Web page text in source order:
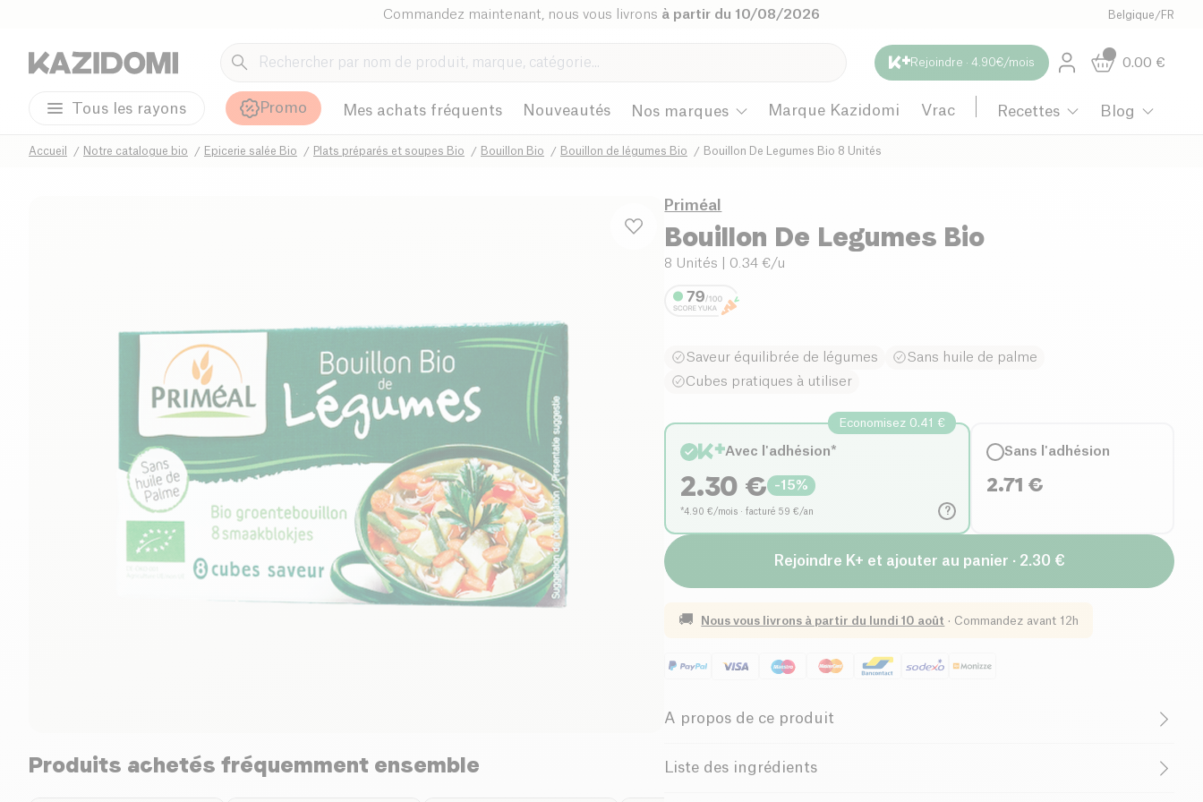
Commandez maintenant, nous vous livrons à partir du 10/08/2026 Belgique /FR
Rejoindre · 4.90€/mois 0.00 €
Tous les rayons Promo Mes achats fréquents Nouveautés Nos marques Marque Kazidomi Vrac Recettes Blog
Accueil Notre catalogue bio Epicerie salée Bio Plats préparés et soupes Bio Bouillon Bio Bouillon de légumes Bio Bouillon De Legumes Bio 8 Unités
Produits achetés fréquemment ensemble
Priméal
Bouillon De Legumes Bio
8 Unités | 0.34 €/u
Saveur équilibrée de légumes
Sans huile de palme
Cubes pratiques à utiliser
?
Economisez 0.41 €
Avec l'adhésion*
2.30 € -15%
*4.90 €/mois · facturé 59 €/an
Sans l'adhésion
2.71 €
Rejoindre K+ et ajouter au panier · 2.30 €
🚚 Nous vous livrons à partir du lundi 10 août · Commandez avant 12h
A propos de ce produit
Biologique Faible Teneur en Sucres
Liste des ingrédients